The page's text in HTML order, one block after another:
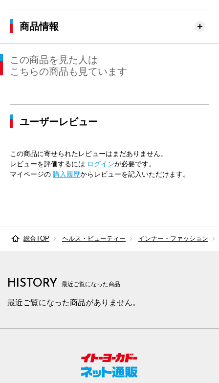
商品情報
この商品を見た人は
こちらの商品も見ています
ユーザーレビュー
この商品に寄せられたレビューはまだありません。
レビューを評価するには ログインが必要です。
マイページの 購入履歴からレビューを記入いただけます。
総合TOP ヘルス・ビューティー インナー・ファッション
HISTORY 最近ご覧になった商品
最近ご覧になった商品がありません。